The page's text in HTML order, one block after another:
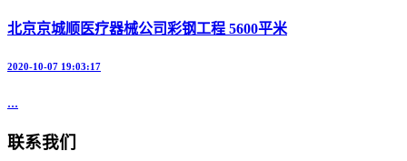
北京京城顺医疗器械公司彩钢工程 5600平米
2020-10-07 19:03:17
...
联系我们